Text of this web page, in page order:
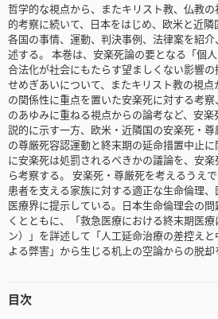
哲学的な視点から、またキリスト教、仏教
的考察に続いて、日本をはじめ、欧米と近
各国の事情、運動、判決事例、法律案を紹
述する。 本巻は、安楽死論の要となる「個
合法化が社会にもたらす望ましくない影響
せめぎあいについて、またキリスト教の視
の関係性に重点を置いた安楽死に対する考
のあゆみに重ねる視点からの論考など、安
説的に示す一方、欧米・近隣国の安楽死・
の尊厳死容認運動と終末期の延命措置中止
に安楽死は処罰されるべきかの議論を、安
ら考察する。 安楽死・尊厳死を考えるうえ
患者を支える家族に対する適正な生命倫理
医療界に提示している。日本生命倫理会の
くとともに、「救急医療における終末期医
ン）」を詳述して「人工延命治療の差控え
よる弊害」から生じる机上の空論からの脱却
目次